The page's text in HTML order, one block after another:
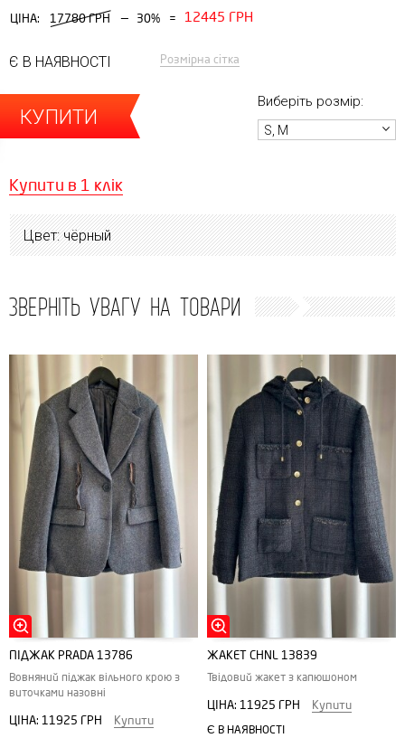
ЦІНА: 17780 ГРН — 30% = 12445 ГРН
Є В НАЯВНОСТІ Розмірна сітка
КУПИТИ
Виберіть розмір:
S, M
Купити в 1 клік
Цвет: чёрный
ЗВЕРНІТЬ УВАГУ НА ТОВАРИ
ПІДЖАК PRADA 13786
Вовняний піджак вільного крою з
виточками назовні
ЦІНА: 11925 ГРН Купити
ЖАКЕТ CHNL 13839
Твідовий жакет з капюшоном
ЦІНА: 11925 ГРН Купити
Є В НАЯВНОСТІ